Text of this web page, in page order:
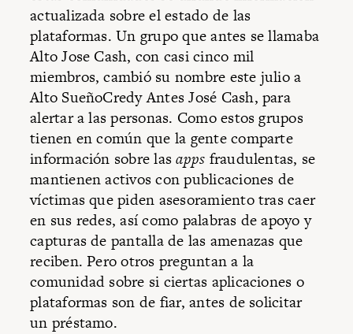
actualizada sobre el estado de las
plataformas. Un grupo que antes se llamaba
Alto Jose Cash, con casi cinco mil
miembros, cambió su nombre este julio a
Alto SueñoCredy Antes José Cash, para
alertar a las personas. Como estos grupos
tienen en común que la gente comparte
información sobre lasapps fraudulentas, se
mantienen activos con publicaciones de
víctimas que piden asesoramiento tras caer
en sus redes, así como palabras de apoyo y
capturas de pantalla de las amenazas que
reciben. Pero otros preguntan a la
comunidad sobre si ciertas aplicaciones o
plataformas son de fiar, antes de solicitar
un préstamo.